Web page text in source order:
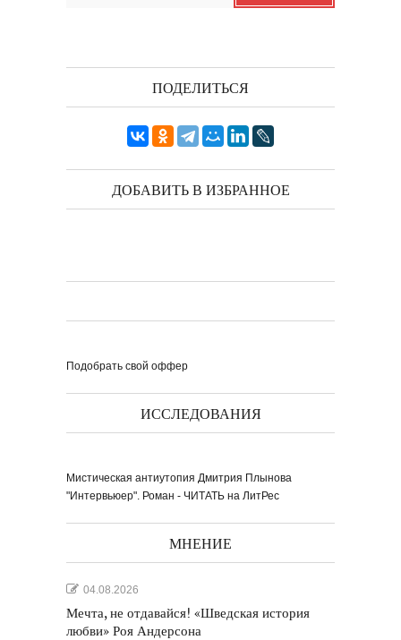
Я видела бога
Исповедь 2.
композиция. Автор...
Пресс-конференция в
'Комсомольской
правде'
ПОДЕЛИТЬСЯ
ДОБАВИТЬ В ИЗБРАННОЕ
Подобрать свой оффер
ИССЛЕДОВАНИЯ
Мистическая антиутопия Дмитрия Плынова
"Интервьюер". Роман - ЧИТАТЬ на ЛитРес
МНЕНИЕ
04.08.2026
Мечта, не отдавайся! «Шведская история
любви» Роя Андерсона